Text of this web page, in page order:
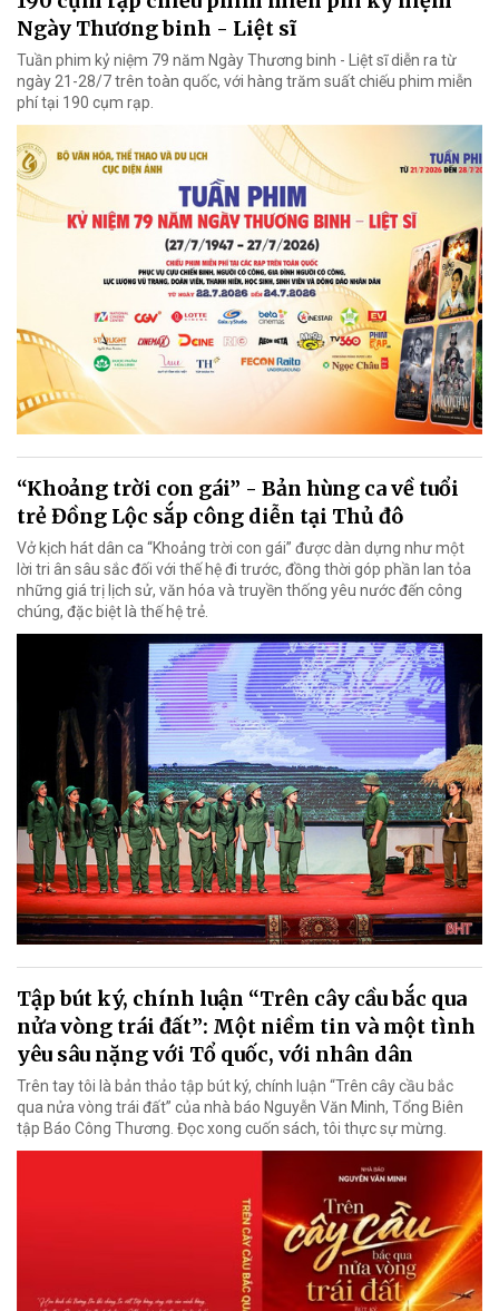
Ngày Thương binh - Liệt sĩ
Tuần phim kỷ niệm 79 năm Ngày Thương binh - Liệt sĩ diễn ra từ
ngày 21-28/7 trên toàn quốc, với hàng trăm suất chiếu phim miễn
phí tại 190 cụm rạp.
“Khoảng trời con gái” - Bản hùng ca về tuổi
trẻ Đồng Lộc sắp công diễn tại Thủ đô
Vở kịch hát dân ca “Khoảng trời con gái” được dàn dựng như một
lời tri ân sâu sắc đối với thế hệ đi trước, đồng thời góp phần lan tỏa
những giá trị lịch sử, văn hóa và truyền thống yêu nước đến công
chúng, đặc biệt là thế hệ trẻ.
Tập bút ký, chính luận “Trên cây cầu bắc qua
nửa vòng trái đất”: Một niềm tin và một tình
yêu sâu nặng với Tổ quốc, với nhân dân
Trên tay tôi là bản thảo tập bút ký, chính luận “Trên cây cầu bắc
qua nửa vòng trái đất” của nhà báo Nguyễn Văn Minh, Tổng Biên
tập Báo Công Thương. Đọc xong cuốn sách, tôi thực sự mừng.